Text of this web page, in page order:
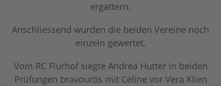
ergattern.
Anschliessend wurden die beiden Vereine noch
einzeln gewertet.
Vom RC Flurhof siegte Andrea Hutter in beiden
Prüfungen bravourös mit Celine vor Vera Klien